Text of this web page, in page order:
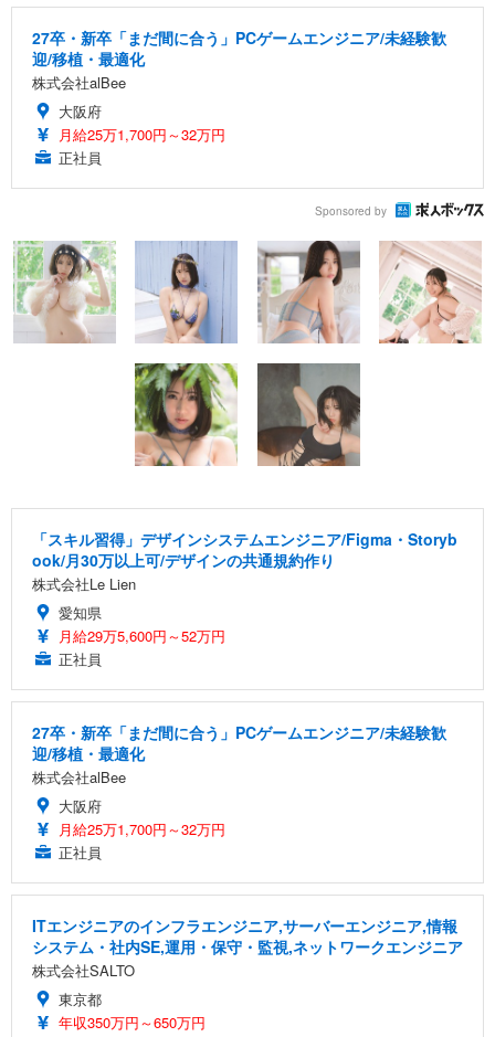
27卒・新卒「まだ間に合う」PCゲームエンジニア/未経験歓
迎/移植・最適化
株式会社alBee
大阪府
月給25万1,700円～32万円
正社員
Sponsored by
「スキル習得」デザインシステムエンジニア/Figma・Storyb
ook/月30万以上可/デザインの共通規約作り
株式会社Le Lien
愛知県
月給29万5,600円～52万円
正社員
27卒・新卒「まだ間に合う」PCゲームエンジニア/未経験歓
迎/移植・最適化
株式会社alBee
大阪府
月給25万1,700円～32万円
正社員
ITエンジニアのインフラエンジニア,サーバーエンジニア,情報
システム・社内SE,運用・保守・監視,ネットワークエンジニア
株式会社SALTO
東京都
年収350万円～650万円